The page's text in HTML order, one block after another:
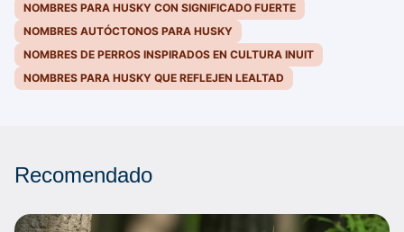
NOMBRES PARA HUSKY CON SIGNIFICADO FUERTE
NOMBRES AUTÓCTONOS PARA HUSKY
NOMBRES DE PERROS INSPIRADOS EN CULTURA INUIT
NOMBRES PARA HUSKY QUE REFLEJEN LEALTAD
Recomendado